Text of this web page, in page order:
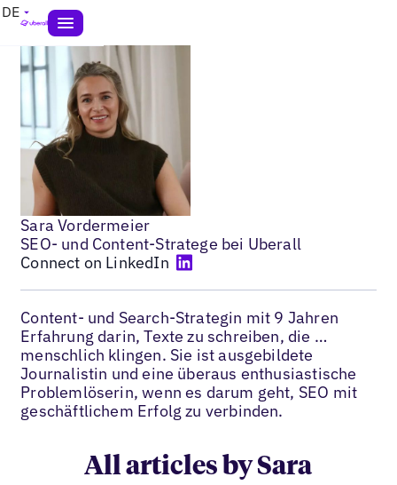
DE
Sara Vordermeier
SEO- und Content-Stratege bei Uberall
Connect on LinkedIn
Content- und Search-Strategin mit 9 Jahren
Erfahrung darin, Texte zu schreiben, die …
menschlich klingen. Sie ist ausgebildete
Journalistin und eine überaus enthusiastische
Problemlöserin, wenn es darum geht, SEO mit
geschäftlichem Erfolg zu verbinden.
All articles by Sara